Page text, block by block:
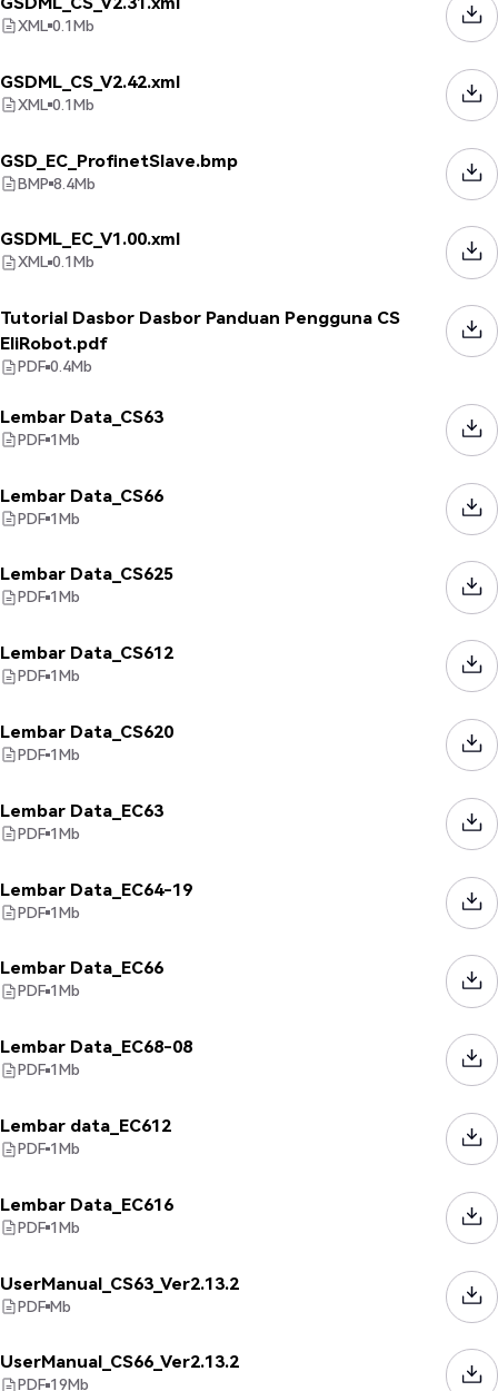
XML 0.1Mb
GSDML_CS_V2.42.xml
XML 0.1Mb
GSD_EC_ProfinetSlave.bmp
BMP 8.4Mb
GSDML_EC_V1.00.xml
XML 0.1Mb
Tutorial Dasbor Dasbor Panduan Pengguna CS
EliRobot.pdf
PDF 0.4Mb
Lembar Data_CS63
PDF 1Mb
Lembar Data_CS66
PDF 1Mb
Lembar Data_CS625
PDF 1Mb
Lembar Data_CS612
PDF 1Mb
Lembar Data_CS620
PDF 1Mb
Lembar Data_EC63
PDF 1Mb
Lembar Data_EC64-19
PDF 1Mb
Lembar Data_EC66
PDF 1Mb
Lembar Data_EC68-08
PDF 1Mb
Lembar data_EC612
PDF 1Mb
Lembar Data_EC616
PDF 1Mb
UserManual_CS63_Ver2.13.2
PDF Mb
UserManual_CS66_Ver2.13.2
PDF 19Mb